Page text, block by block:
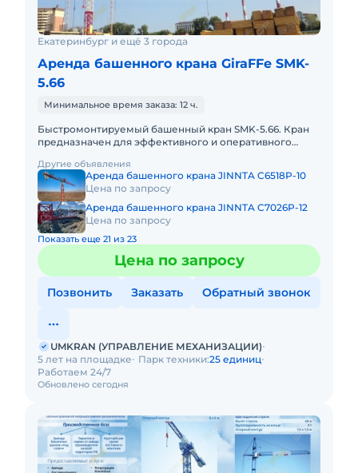
Екатеринбург и ещё 3 города
Аренда башенного крана GiraFFe SMK-
5.66
Минимальное время заказа: 12 ч.
Быстромонтируемый башенный кран SMK-5.66. Кран
предназначен для эффективного и оперативного
строительстве объектов малой
Другие объявления
Аренда башенного крана JINNTA C6518P-10
Цена по запросу
Аренда башенного крана JINNTA C7026P-12
Цена по запросу
Показать еще 21 из 23
Цена по запросу
Позвонить Заказать Обратный звонок
Обновлено сегодня
UMKRAN (УПРАВЛЕНИЕ МЕХАНИЗАЦИИ)
5 лет на площадке
Парк техники:25 единиц
Работаем 24/7